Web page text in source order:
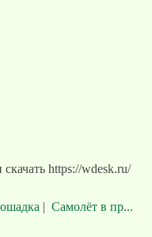
https://wdesk.ru/
| Самолёт в пр...